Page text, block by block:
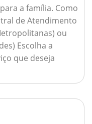
a família. Como
de Atendimento
ou
Escolha a
que deseja